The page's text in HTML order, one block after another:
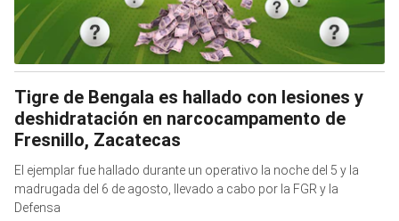
Tigre de Bengala es hallado con lesiones y
deshidratación en narcocampamento de
Fresnillo, Zacatecas
El ejemplar fue hallado durante un operativo la noche del 5 y la
madrugada del 6 de agosto, llevado a cabo por la FGR y la
Defensa